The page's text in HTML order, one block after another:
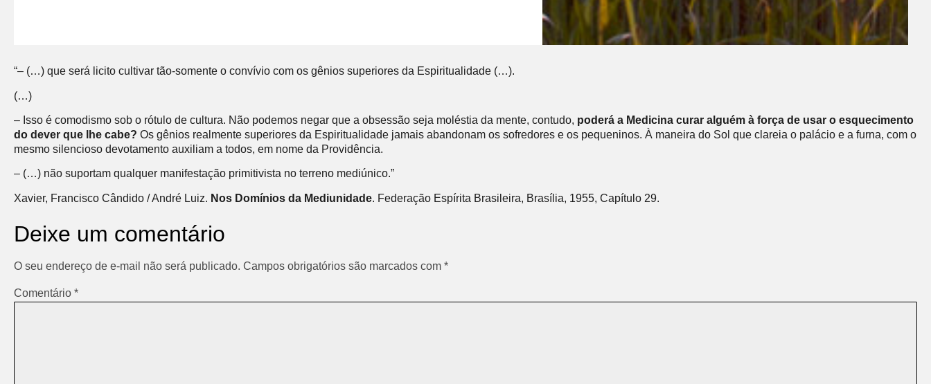
“– (…) que será licito cultivar tão-somente o convívio com os gênios superiores da Espiritualidade (…).
(…)
– Isso é comodismo sob o rótulo de cultura. Não podemos negar que a obsessão seja moléstia da mente, contudo, poderá a Medicina curar alguém à força de usar o esquecimento
do dever que lhe cabe? Os gênios realmente superiores da Espiritualidade jamais abandonam os sofredores e os pequeninos. À maneira do Sol que clareia o palácio e a furna, com o
mesmo silencioso devotamento auxiliam a todos, em nome da Providência.
– (…) não suportam qualquer manifestação primitivista no terreno mediúnico.”
Xavier, Francisco Cândido / André Luiz. Nos Domínios da Mediunidade. Federação Espírita Brasileira, Brasília, 1955, Capítulo 29.
Deixe um comentário
O seu endereço de e-mail não será publicado. Campos obrigatórios são marcados com *
Comentário *